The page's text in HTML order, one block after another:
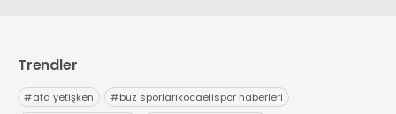
Trendler
#ata yetişken #buz sporlarıkocaelispor haberleri